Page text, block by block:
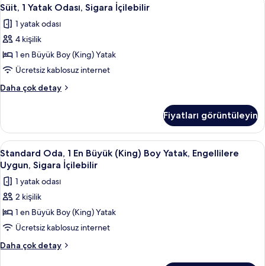
için
tüm
fotoğrafları
görün
Boy
Engellilere
Uygun,
İçilmez
hakkında
fazla
1
Yatak
Odası,
Sigara
İçilebilir
için
tüm
görün
6
Süit, 1 Yatak Odası, Sigara İçilebilir
1 yatak odası
4 kişilik
1 en Büyük Boy (King) Yatak
Ücretsiz kablosuz internet
Daha çok detay
Süit,
Sigara
İçilebilir
hakkında
daha
fazla
detay
Fiyatları görüntüleyin
Standard
Oda,
En
Büyük
(King)
Boy
Yatak,
Kaliteli yatak takımı, minibar, odada
8
Standard Oda, 1 En Büyük (King) Boy Yatak, Engellilere
Uygun, Sigara İçilebilir
1 yatak odası
2 kişilik
1 en Büyük Boy (King) Yatak
Ücretsiz kablosuz internet
Daha çok detay
Standard